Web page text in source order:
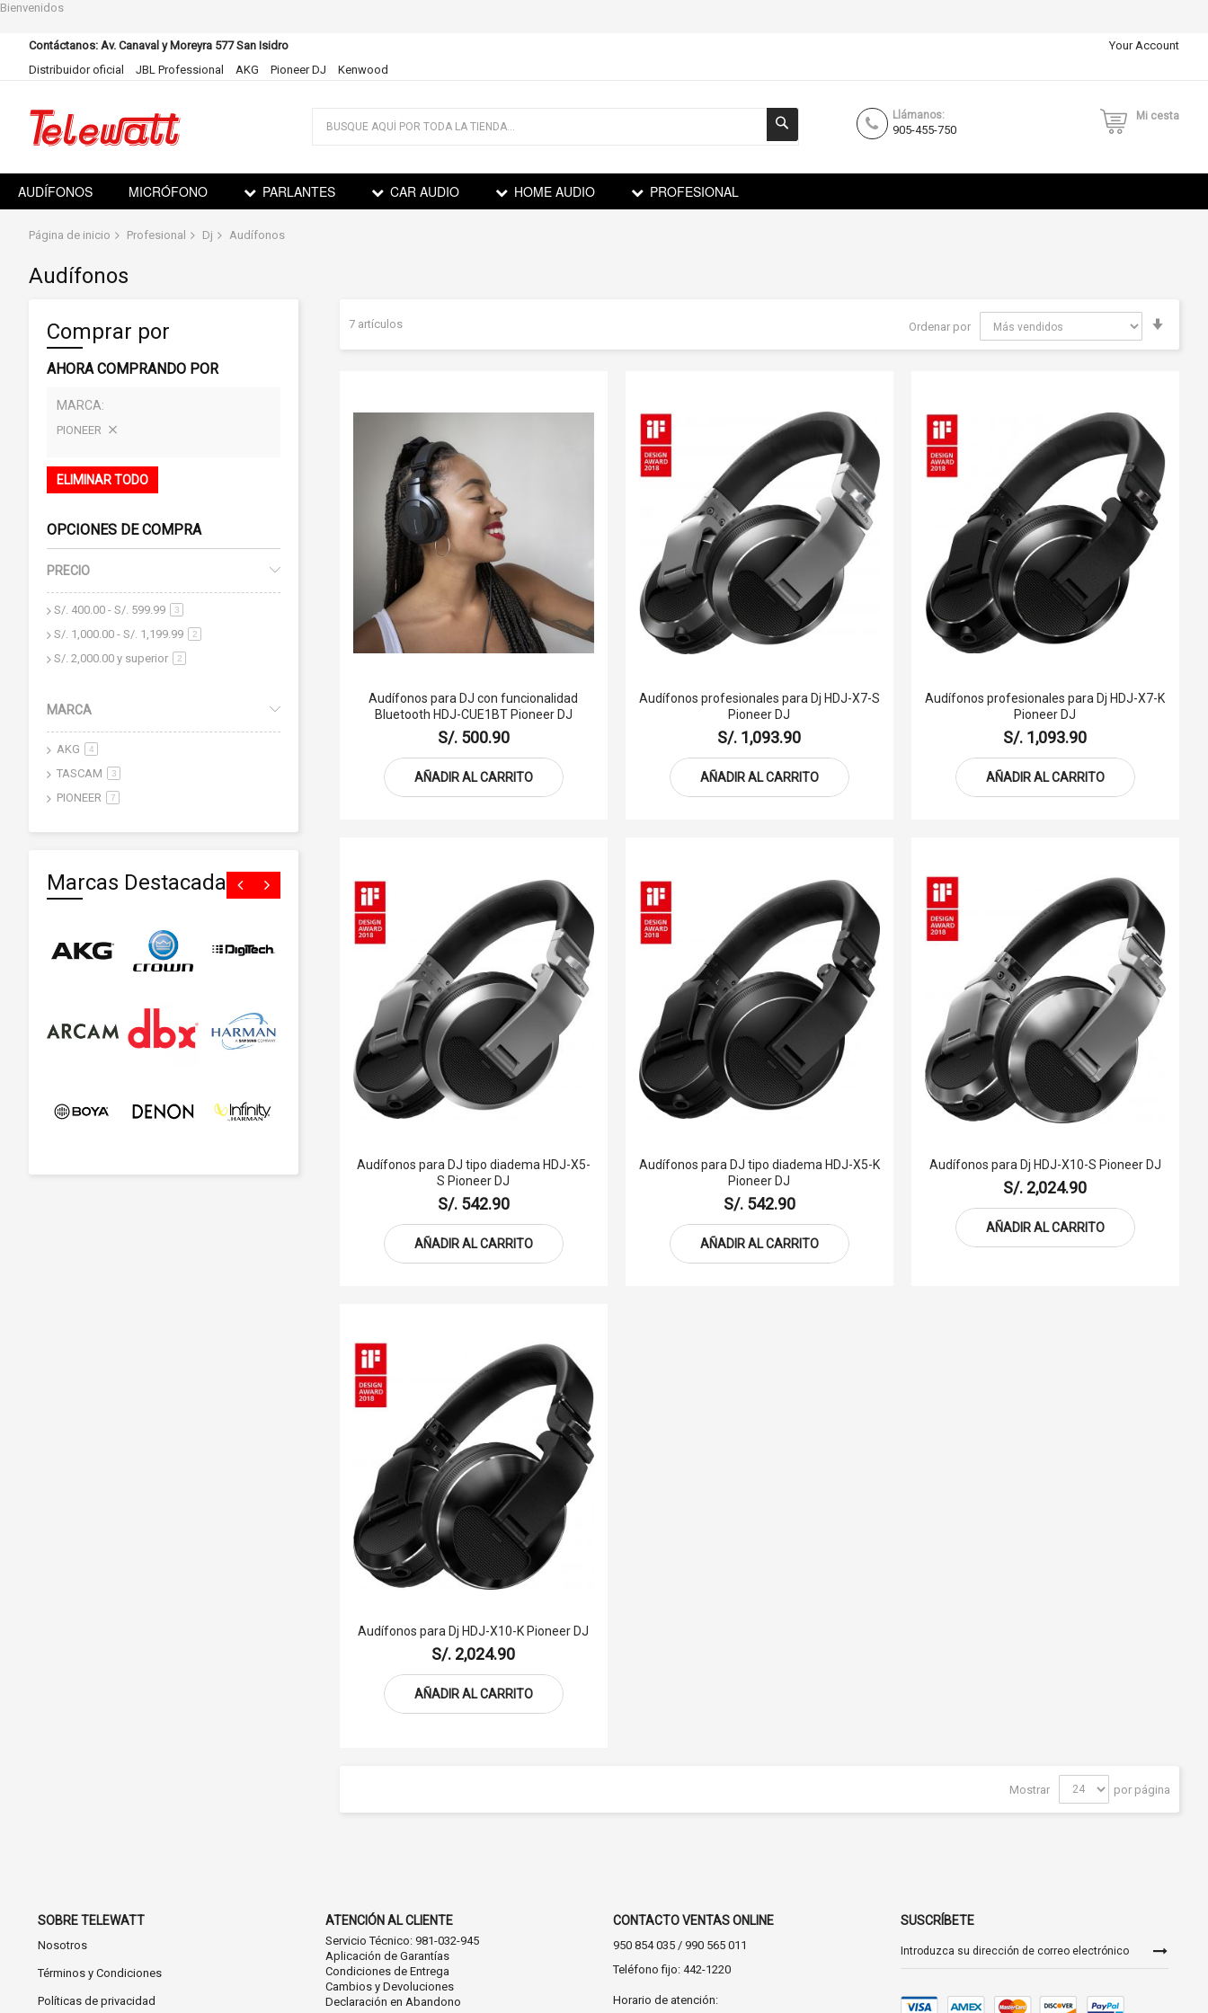
Bienvenidos
Contáctanos: Av. Canaval y Moreyra 577 San Isidro
Distribuidor oficial
JBL Professional AKG Pioneer DJ Kenwood
Your Account
Llámanos:
905-455-750
Mi cesta
contenido
AUDÍFONOS MICRÓFONO PARLANTES CAR AUDIO HOME AUDIO PROFESIONAL
Página de inicio Profesional Dj Audífonos
Audífonos
7artículos Ordenar por
Audífonos para DJ con funcionalidad
Bluetooth HDJ-CUE1BT Pioneer DJ
S/. 500.90
AÑADIR AL CARRITO
Audífonos profesionales para Dj HDJ-X7-S
Pioneer DJ
S/. 1,093.90
AÑADIR AL CARRITO
Audífonos profesionales para Dj HDJ-X7-K
Pioneer DJ
S/. 1,093.90
AÑADIR AL CARRITO
Audífonos para DJ tipo diadema HDJ-X5-
S Pioneer DJ
S/. 542.90
AÑADIR AL CARRITO
Audífonos para DJ tipo diadema HDJ-X5-K
Pioneer DJ
S/. 542.90
AÑADIR AL CARRITO
Audífonos para Dj HDJ-X10-S Pioneer DJ
S/. 2,024.90
AÑADIR AL CARRITO
Audífonos para Dj HDJ-X10-K Pioneer DJ
S/. 2,024.90
AÑADIR AL CARRITO
Mostrar por página
Comprar por
AHORA COMPRANDO POR
MARCA
PIONEER
ELIMINAR TODO
OPCIONES DE COMPRA
PRECIO
S/. 400.00 - S/. 599.99 3artículo
S/. 1,000.00 - S/. 1,199.99 2artículo
S/. 2,000.00 y superior 2artículo
MARCA
AKG 4
TASCAM 3artículo
PIONEER 7artículo
Marcas Destacadas
SOBRE TELEWATT
Nosotros
Términos y Condiciones
Políticas de privacidad
ATENCIÓN AL CLIENTE
Servicio Técnico: 981-032-945
Aplicación de Garantías
Condiciones de Entrega
Cambios y Devoluciones
Declaración en Abandono
CONTACTO VENTAS ONLINE
950 854 035 / 990 565 011
Teléfono fijo: 442-1220
Horario de atención:
SUSCRÍBETE
a
nuestro
de